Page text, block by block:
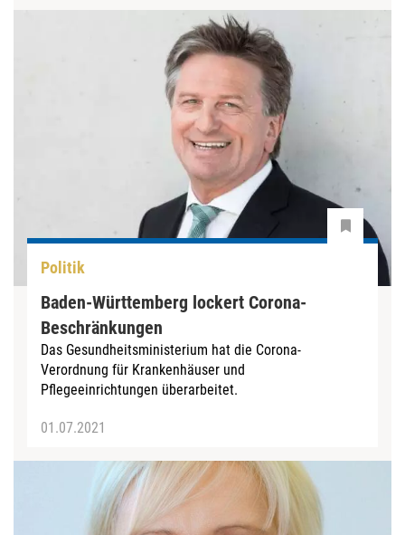
Politik
Baden-Württemberg lockert Corona-
Beschränkungen
Das Gesundheitsministerium hat die Corona-
Verordnung für Krankenhäuser und
Pflegeeinrichtungen überarbeitet.
01.07.2021